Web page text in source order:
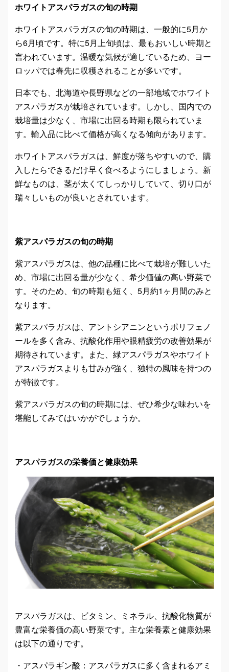
ホワイトアスパラガスの旬の時期
ホワイトアスパラガスの旬の時期は、一般的に5月か
ら6月頃です。特に5月上旬頃は、最もおいしい時期と
言われています。温暖な気候が適しているため、ヨー
ロッパでは春先に収穫されることが多いです。
日本でも、北海道や長野県などの一部地域でホワイト
アスパラガスが栽培されています。しかし、国内での
栽培量は少なく、市場に出回る時期も限られていま
す。輸入品に比べて価格が高くなる傾向があります。
ホワイトアスパラガスは、鮮度が落ちやすいので、購
入したらできるだけ早く食べるようにしましょう。新
鮮なものは、茎が太くてしっかりしていて、切り口が
瑞々しいものが良いとされています。
紫アスパラガスの旬の時期
紫アスパラガスは、他の品種に比べて栽培が難しいた
め、市場に出回る量が少なく、希少価値の高い野菜で
す。そのため、旬の時期も短く、5月約1ヶ月間のみと
なります。
紫アスパラガスは、アントシアニンというポリフェノ
ールを多く含み、抗酸化作用や眼精疲労の改善効果が
期待されています。また、緑アスパラガスやホワイト
アスパラガスよりも甘みが強く、独特の風味を持つの
が特徴です。
紫アスパラガスの旬の時期には、ぜひ希少な味わいを
堪能してみてはいかがでしょうか。
アスパラガスの栄養価と健康効果
アスパラガスは、ビタミン、ミネラル、抗酸化物質が
豊富な栄養価の高い野菜です。主な栄養素と健康効果
は以下の通りです。
・アスパラギン酸：アスパラガスに多く含まれるアミ